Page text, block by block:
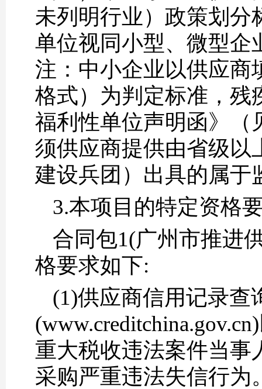
未列明行业）政策划分
单位视同小型、微型企
注：中小企业以供应商
格式）为判定标准，残
福利性单位声明函》（
须供应商提供由省级以
建设兵团）出具的属于
3.本项目的特定资格
合同包1(广州市推进
格要求如下:
(1)供应商信用记录查
重大税收违法案件当事
采购严重违法失信行为